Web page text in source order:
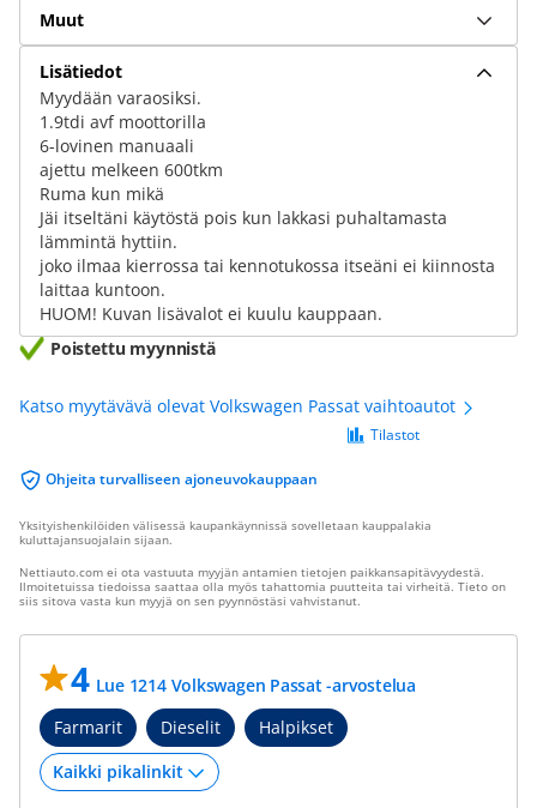
Muut
Lisätiedot
Myydään varaosiksi.
1.9tdi avf moottorilla
6-lovinen manuaali
ajettu melkeen 600tkm
Ruma kun mikä
Jäi itseltäni käytöstä pois kun lakkasi puhaltamasta
lämmintä hyttiin.
joko ilmaa kierrossa tai kennotukossa itseäni ei kiinnosta
laittaa kuntoon.
HUOM! Kuvan lisävalot ei kuulu kauppaan.
Poistettu myynnistä
Katso myytävävä olevat Volkswagen Passat vaihtoautot
Ohjeita turvalliseen ajoneuvokauppaan
Tilastot
Yksityishenkilöiden välisessä kaupankäynnissä sovelletaan kauppalakia
kuluttajansuojalain sijaan.
Nettiauto.com ei ota vastuuta myyjän antamien tietojen paikkansapitävyydestä.
Ilmoitetuissa tiedoissa saattaa olla myös tahattomia puutteita tai virheitä. Tieto on
siis sitova vasta kun myyjä on sen pyynnöstäsi vahvistanut.
4 Lue 1214 Volkswagen Passat -arvostelua
Farmarit
Dieselit Halpikset